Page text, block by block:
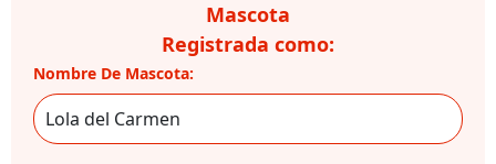
Mascota
Registrada como:
Nombre De Mascota: